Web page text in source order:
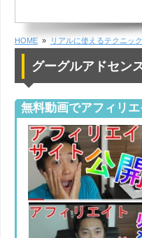
HOME » リアルに使えるテクニック
グーグルアドセン
無料動画でアフィリ